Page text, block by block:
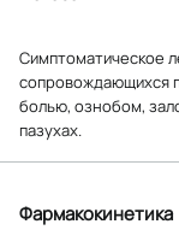
Симптоматическое
сопровождающихся
болью, ознобом,
пазухах.
Фармакокинетика